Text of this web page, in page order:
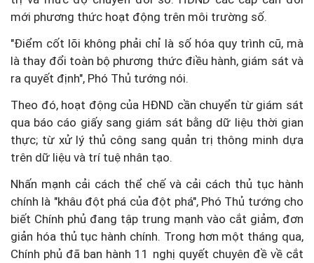
mới phương thức hoạt động trên môi trường số.
"Điểm cốt lõi không phải chỉ là số hóa quy trình cũ, mà
là thay đổi toàn bộ phương thức điều hành, giám sát và
ra quyết định", Phó Thủ tướng nói.
Theo đó, hoạt động của HĐND cần chuyển từ giám sát
qua báo cáo giấy sang giám sát bằng dữ liệu thời gian
thực; từ xử lý thủ công sang quản trị thông minh dựa
trên dữ liệu và trí tuệ nhân tạo.
Nhấn mạnh cải cách thể chế và cải cách thủ tục hành
chính là "khâu đột phá của đột phá", Phó Thủ tướng cho
biết Chính phủ đang tập trung mạnh vào cắt giảm, đơn
giản hóa thủ tục hành chính. Trong hơn một tháng qua,
Chính phủ đã ban hành 11 nghị quyết chuyên đề về cắt